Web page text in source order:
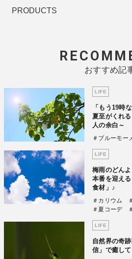
PRODUCTS
おすすめ記
LIFE
「もう19時
夏至がくれ
人の余白～
＃ブルーモー
LIFE
梅雨のどん
本番を迎え
食材」♪
＃カリウム
＃夏コーデ
LIFE
自然界の奇
信」で癒し